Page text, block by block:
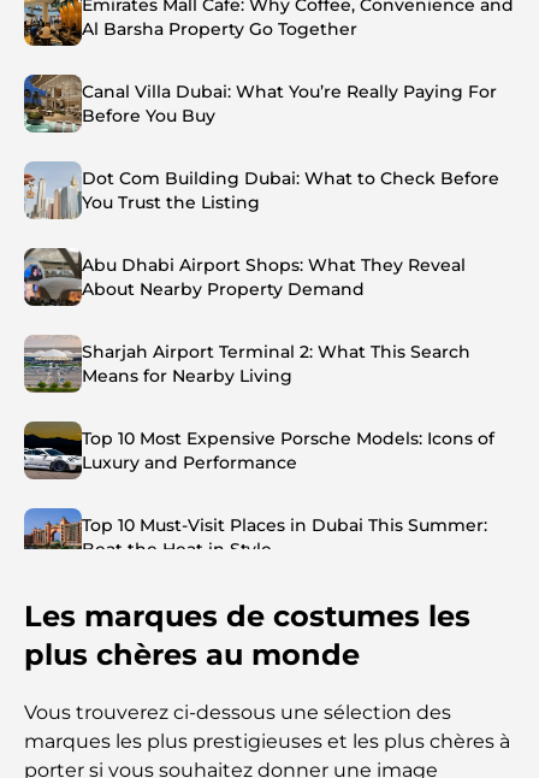
Emirates Mall Cafe: Why Coffee, Convenience and
Al Barsha Property Go Together
Canal Villa Dubai: What You’re Really Paying For
Before You Buy
Dot Com Building Dubai: What to Check Before
You Trust the Listing
Abu Dhabi Airport Shops: What They Reveal
About Nearby Property Demand
Sharjah Airport Terminal 2: What This Search
Means for Nearby Living
Top 10 Most Expensive Porsche Models: Icons of
Luxury and Performance
Top 10 Must-Visit Places in Dubai This Summer:
Beat the Heat in Style
Top 7 Busiest Airports in the World: Hub of Global
Investors and Residents
Les marques de costumes les
plus chères au monde
Vous trouverez ci-dessous une sélection des
marques les plus prestigieuses et les plus chères à
porter si vous souhaitez donner une image